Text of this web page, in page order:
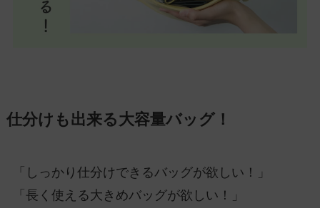
仕分けも出来る大容量バッグ！
「しっかり仕分けできるバッグが欲しい！」
「長く使える大きめバッグが欲しい！」